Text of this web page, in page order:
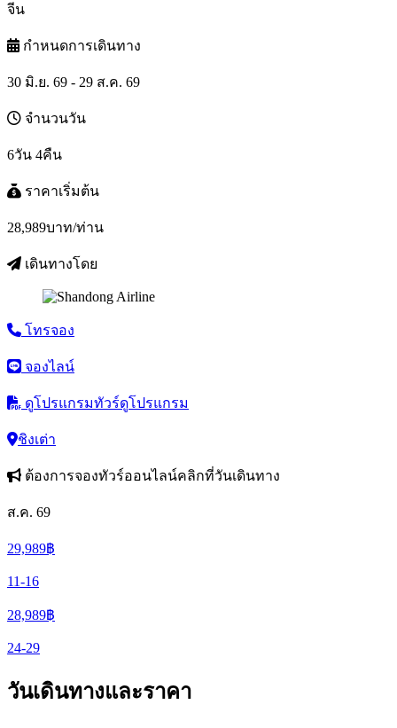
จีน
กำหนดการเดินทาง
30 มิ.ย. 69 - 29 ส.ค. 69
จำนวนวัน
6วัน 4คืน
ราคาเริ่มต้น
28,989บาท/ท่าน
เดินทางโดย
โทรจอง
จองไลน์
ดูโปรแกรมทัวร์ดูโปรแกรม
ชิงเต่า
ต้องการจองทัวร์ออนไลน์คลิกที่วันเดินทาง
ส.ค. 69
29,989฿
11-16
28,989฿
24-29
วันเดินทางและราคา